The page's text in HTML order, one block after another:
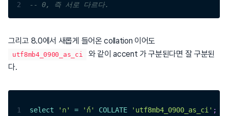
2
-- 0, 즉 서로 다르다.
그리고 8.0에서 새롭게 들어온 collation 이어도
utf8mb4_0900_as_ci
와 같이 accent 가 구분된다면 잘 구분된
다.
1 select 'ก' = 'ก์' COLLATE 'utf8mb4_0900_as_ci' ;